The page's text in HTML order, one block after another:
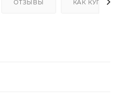
ОТЗЫВЫ КАК КУПИТЬ